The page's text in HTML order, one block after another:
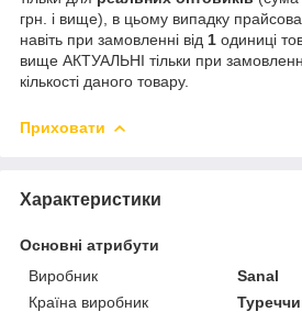
грн. і вище), в цьому випадку прайсова
навіть при замовленні від 1 одиниці
вище АКТУАЛЬНІ тільки при
кількості даного товару.
Приховати
Характеристики
Основні атрибути
Виробник
Sanal
Країна виробник